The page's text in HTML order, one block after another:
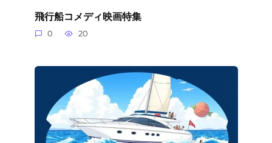
飛行船コメディ映画特集
0 20